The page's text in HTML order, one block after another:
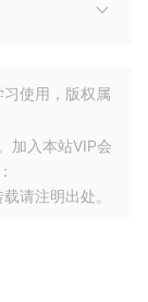
使用，版权属
加入本站VIP会
载请注明出处。